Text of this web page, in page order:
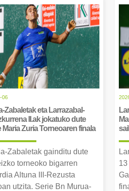
06
Zabaletak eta Larrazabal-
II.ak jokatuko dute
Maria Zuria Torneoaren finala
Zabaletak gainditu dute
torneoko bigarren
Altuna III-Rezusta
utzita. Serie Bn Murua-